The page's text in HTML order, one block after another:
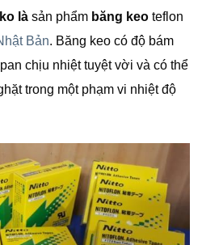
là sản phẩm băng keo teflon
Bản. Băng keo có độ bám
chịu nhiệt tuyệt vời và có thể
trong một phạm vi nhiệt độ